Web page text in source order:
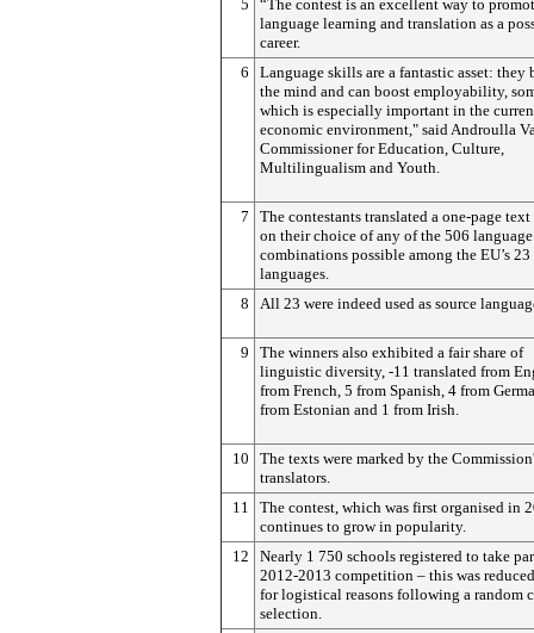
5
“The contest is an excellent way to
language learning and translation as a
career.
6
Language skills are a fantastic asset: they
the mind and can boost employability,
which is especially important in the
economic environment," said Androulla
Commissioner for Education, Culture,
Multilingualism and Youth.
7
The contestants translated a one-page text
on their choice of any of the 506 language
combinations possible among the EU’s
languages.
8
All 23 were indeed used as source
9
The winners also exhibited a fair share of
linguistic diversity, -11 translated from
from French, 5 from Spanish, 4 from
from Estonian and 1 from Irish.
10
The texts were marked by the
translators.
11
The contest, which was first organised in
continues to grow in popularity.
12
Nearly 1 750 schools registered to take
2012-2013 competition – this was
for logistical reasons following a random
selection.